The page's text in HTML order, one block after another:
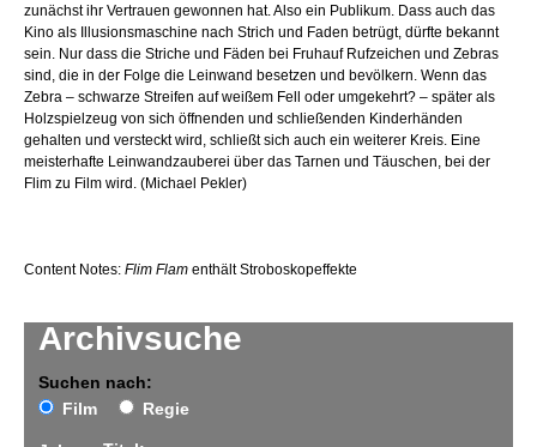
Archivsuche
Suchen nach:
Film
Regie
zunächst ihr Vertrauen gewonnen hat. Also ein Publikum. Dass auch das
Kino als Illusionsmaschine nach Strich und Faden betrügt, dürfte bekannt
sein. Nur dass die Striche und Fäden bei Fruhauf Rufzeichen und Zebras
sind, die in der Folge die Leinwand besetzen und bevölkern. Wenn das
Zebra – schwarze Streifen auf weißem Fell oder umgekehrt? – später als
Holzspielzeug von sich öffnenden und schließenden Kinderhänden
gehalten und versteckt wird, schließt sich auch ein weiterer Kreis. Eine
meisterhafte Leinwandzauberei über das Tarnen und Täuschen, bei der
Flim zu Film wird. (Michael Pekler)
Content Notes: Flim Flam enthält Stroboskopeffekte